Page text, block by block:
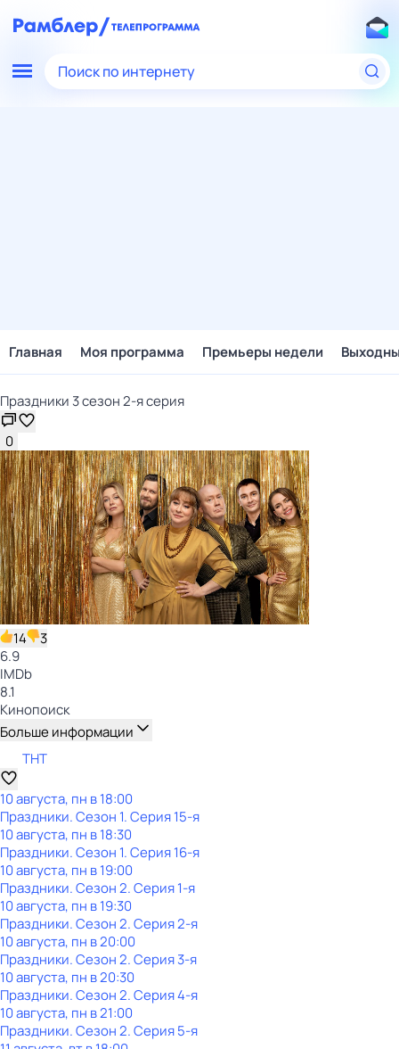
Поиск по интернету
Главная Моя программа Премьеры недели
Праздники 3 сезон 2-я серия
0
14
3
6.9
IMDb
8.1
Кинопоиск
Больше информации
ТНТ
10 августа, пн в 18:00
Праздники. Сезон 1. Серия 15-я
10 августа, пн в 18:30
Праздники. Сезон 1. Серия 16-я
10 августа, пн в 19:00
Праздники. Сезон 2. Серия 1-я
10 августа, пн в 19:30
Праздники. Сезон 2. Серия 2-я
10 августа, пн в 20:00
Праздники. Сезон 2. Серия 3-я
10 августа, пн в 20:30
Праздники. Сезон 2. Серия 4-я
10 августа, пн в 21:00
Праздники. Сезон 2. Серия 5-я